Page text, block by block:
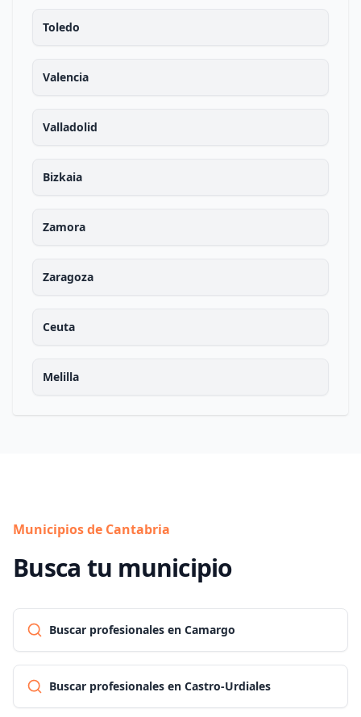
Toledo
Valencia
Valladolid
Bizkaia
Zamora
Zaragoza
Ceuta
Melilla
Municipios de Cantabria
Busca tu municipio
Buscar profesionales en Camargo
Buscar profesionales en Castro-Urdiales